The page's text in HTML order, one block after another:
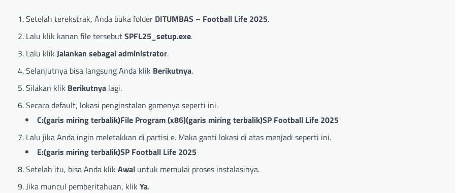
Setelah terekstrak, Anda buka folder DITUMBAS – Football Life 2025.
Lalu klik kanan file tersebutSPFL25_setup.exe.
Lalu klik Jalankan sebagai administrator.
Selanjutnya bisa langsung Anda klik Berikutnya.
Silakan klik Berikutnya lagi.
Secara default, lokasi penginstalan gamenya seperti ini.
C:(garis miring terbalik)File Program (x86)(garis miring terbalik)SP Football Life 2025
Lalu jika Anda ingin meletakkan di partisi e. Maka ganti lokasi di atas menjadi seperti ini.
E:(garis miring terbalik)SP Football Life 2025
Setelah itu, bisa Anda klik Awal untuk memulai proses instalasinya.
Jika muncul pemberitahuan, klik Ya.